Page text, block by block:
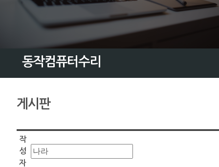
동작컴퓨터수리
게시판
작
성
자